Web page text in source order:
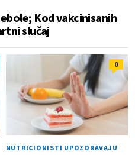
Kod vakcinisanih
slučaj
0
NUTRICIONISTI UPOZORAVAJU